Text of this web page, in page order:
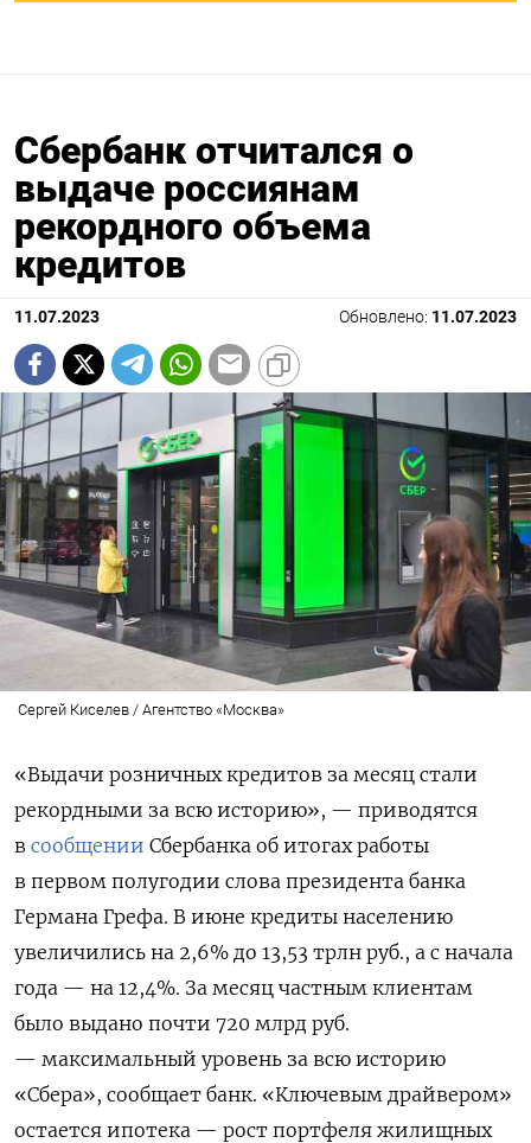
Сбербанк отчитался о
выдаче россиянам
рекордного объема
кредитов
11.07.2023 Обновлено: 11.07.2023
Сергей Киселев / Агентство «Москва»
«Выдачи розничных кредитов за месяц стали
рекордными за всю историю», — приводятся
в сообщении Сбербанка об итогах работы
в первом полугодии слова президента банка
Германа Грефа. В июне кредиты населению
увеличились на 2,6% до 13,53 трлн руб., а с начала
года — на 12,4%. За месяц частным клиентам
было выдано почти 720 млрд руб.
— максимальный уровень за всю историю
«Сбера», сообщает банк. «Ключевым драйвером»
остается ипотека — рост портфеля жилищных